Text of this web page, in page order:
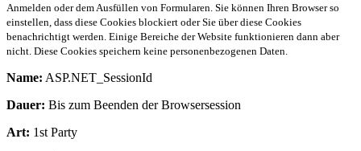
Anmelden oder dem Ausfüllen von Formularen. Sie können Ihren Browser so
einstellen, dass diese Cookies blockiert oder Sie über diese Cookies
benachrichtigt werden. Einige Bereiche der Website funktionieren dann aber
nicht. Diese Cookies speichern keine personenbezogenen Daten.
Name: ASP.NET_SessionId
Dauer: Bis zum Beenden der Browsersession
Art: 1st Party